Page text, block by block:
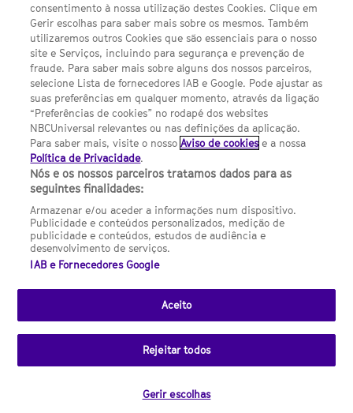
Termos E Condições
Preferências de cookies
FILMES
UMA DIVISÃO DA NBCUNIVERSAL
Contact us by email: contact.SYFYPortugal@ncbuni.com
NBC Universal Global Networks España S.L.U. is wholly owned
by Universal Studios International BV
NBC Universal Global Networks, S.L.U. Paseo de la Castellana,
95. Planta 10 Edificio Torre Europa 28046 Madrid B-82227893
SYFY Portugal is subject to Spanish jurisdiction and regulated
(CNMC).
Channel
SCI FI Slovenija SCI FI Србија SYFY España SYFY France
SYFY
Portugal
SYFY USA
reserved.
consentimento à nossa utilização destes Cookies. Clique em
Gerir escolhas para saber mais sobre os mesmos. Também
utilizaremos outros Cookies que são essenciais para o nosso
site e Serviços, incluindo para segurança e prevenção de
fraude. Para saber mais sobre alguns dos nossos parceiros,
selecione Lista de fornecedores IAB e Google. Pode ajustar as
suas preferências em qualquer momento, através da ligação
“Preferências de cookies” no rodapé dos websites
NBCUniversal relevantes ou nas definições da aplicação.
Para saber mais, visite o nossoAviso de cookies e a nossa
Política de Privacidade.
Nós e os nossos parceiros tratamos dados para as
seguintes finalidades:
Armazenar e/ou aceder a informações num dispositivo.
Publicidade e conteúdos personalizados, medição de
publicidade e conteúdos, estudos de audiência e
desenvolvimento de serviços.
IAB e Fornecedores Google
Aceito
Rejeitar todos
Gerir escolhas